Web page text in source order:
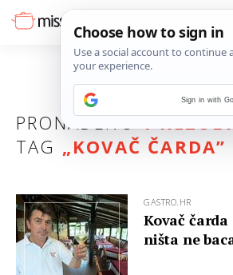
PRONAĐENO1
TAG „KOVAČ ČARDA”
GASTRO.HR
Kovač
ništa ne
Sign in with